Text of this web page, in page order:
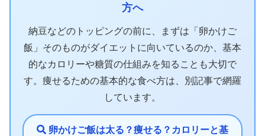
方へ
納豆などのトッピングの前に、まずは「卵かけご
飯」そのものがダイエットに向いているのか、基本
的なカロリーや糖質の仕組みを知ることも大切で
す。痩せるための基本的な食べ方は、別記事で網羅
しています。
卵かけご飯は太る？痩せる？カロリーと基